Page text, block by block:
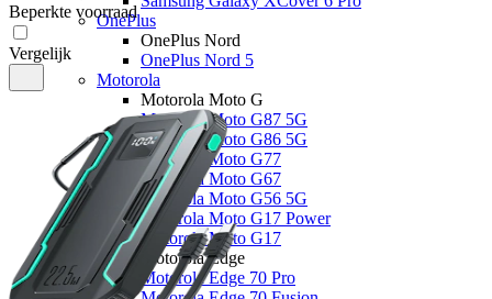
OnePlus
OnePlus Nord
OnePlus Nord 5
Motorola
Motorola Moto G
Motorola Moto G87 5G
Motorola Moto G86 5G
Motorola Moto G77
Motorola Moto G67
Motorola Moto G56 5G
Motorola Moto G17 Power
Motorola Moto G17
Motorola Edge
Motorola Edge 70 Pro
Beperkte voorraad
Vergelijk